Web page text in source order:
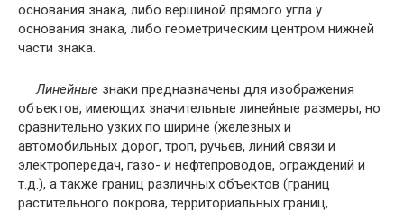
основания знака, либо вершиной прямого угла у
основания знака, либо геометрическим центром нижней
части знака.
Линейные знаки предназначены для изображения
объектов, имеющих значительные линейные размеры, но
сравнительно узких по ширине (железных и
автомобильных дорог, троп, ручьев, линий связи и
электропередач, газо- и нефтепроводов, ограждений и
т.д.), а также границ различных объектов (границ
растительного покрова, территориальных границ,